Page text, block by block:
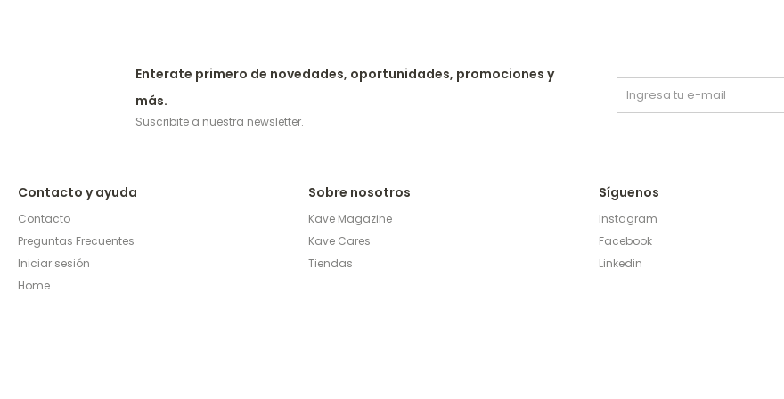
Sobre nosotros
Kave Magazine
Kave Cares
Tiendas
Contacto y ayuda
Contacto
Preguntas Frecuentes
Iniciar sesión
Home
Síguenos
Instagram
Facebook
Linkedin
Enterate primero de novedades, oportunidades, promociones y
más.
Suscribite a nuestra newsletter.